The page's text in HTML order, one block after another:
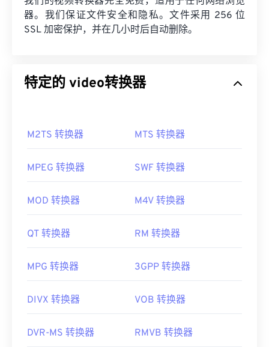
器。我们保证文件安全和隐私。文件采用 256 位
SSL 加密保护，并在几小时后自动删除。
特定的 video转换器
M2TS 转换器 MTS 转换器
MPEG 转换器 SWF 转换器
MOD 转换器 M4V 转换器
QT 转换器 RM 转换器
MPG 转换器 3GPP 转换器
DIVX 转换器 VOB 转换器
DVR-MS 转换器 RMVB 转换器